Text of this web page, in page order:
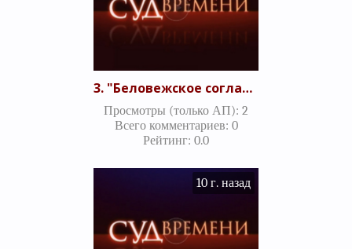
3. "Беловежское соглашение - катастрофа или меньшее из зол?" Итоговый выпуск (21.07.2010)
Просмотры (только АП): 2
Всего комментариев: 0
Рейтинг: 0.0
10 г. назад